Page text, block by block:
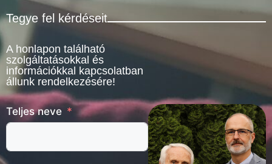
Tegye fel kérdéseit
A honlapon található
szolgáltatásokkal és
információkkal kapcsolatban
állunk rendelkezésére!
Teljes neve